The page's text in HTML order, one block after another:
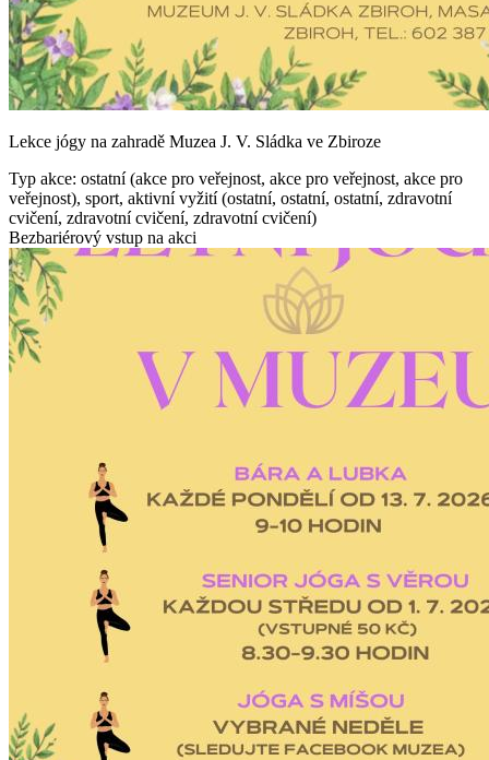
Lekce jógy na zahradě Muzea J. V. Sládka ve Zbiroze
Typ akce: ostatní (akce pro veřejnost, akce pro veřejnost, akce pro
veřejnost), sport, aktivní vyžití (ostatní, ostatní, ostatní, zdravotní
cvičení, zdravotní cvičení, zdravotní cvičení)
Bezbariérový vstup na akci